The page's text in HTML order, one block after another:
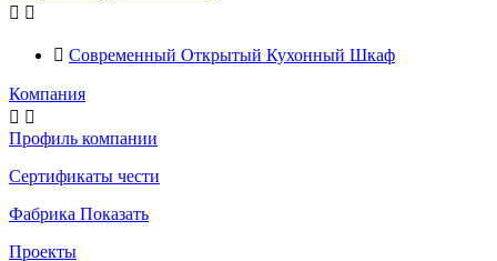
 
 Современный Открытый Кухонный Шкаф
Компания
 
Профиль компании
Сертификаты чести
Фабрика Показать
Проекты